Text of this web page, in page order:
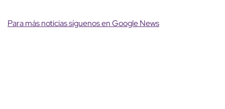
Para más noticias síguenos en Google News